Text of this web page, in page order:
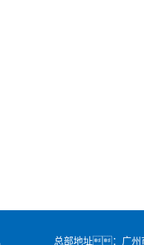
总部地址：广州